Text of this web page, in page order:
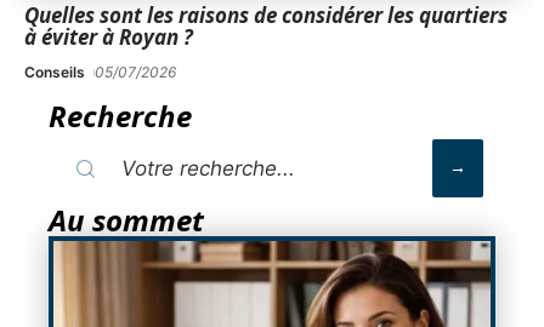
Quelles sont les raisons de considérer les quartiers
à éviter à Royan ?
Conseils 05/07/2026
Recherche
Au sommet